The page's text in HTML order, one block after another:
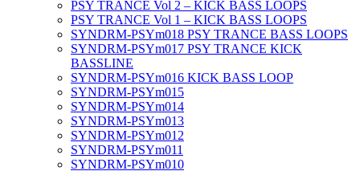
PSY TRANCE Vol 2 – KICK BASS LOOPS
PSY TRANCE Vol 1 – KICK BASS LOOPS
SYNDRM-PSYm018 PSY TRANCE BASS LOOPS
SYNDRM-PSYm017 PSY TRANCE KICK
BASSLINE
SYNDRM-PSYm016 KICK BASS LOOP
SYNDRM-PSYm015
SYNDRM-PSYm014
SYNDRM-PSYm013
SYNDRM-PSYm012
SYNDRM-PSYm011
SYNDRM-PSYm010